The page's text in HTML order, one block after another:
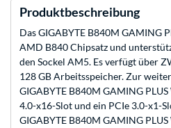
Produktbeschreibung
Das GIGABYTE B840M GAMING
AMD B840 Chipsatz und
den Sockel AM5. Es verfügt über
128 GB Arbeitsspeicher. Zur
GIGABYTE B840M GAMING
4.0-x16-Slot und ein PCIe 3.0-x1-
GIGABYTE B840M GAMING